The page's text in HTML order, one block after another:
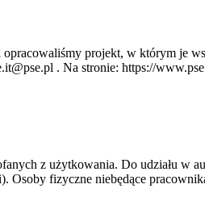
projekt, w którym je
. Na stronie: https://
z użytkowania. Do udziału
Osoby fizyczne niebędące